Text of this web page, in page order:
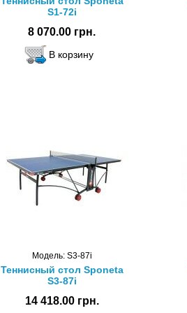
S1-72i
8 070.00 грн.
Модель: S3-87i
Теннисный стол Sponeta
S3-87i
14 418.00 грн.